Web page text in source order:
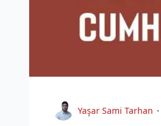
Yaşar Sami Tarhan